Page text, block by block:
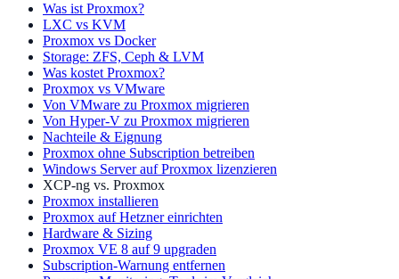
Was ist Proxmox?
LXC vs KVM
Proxmox vs Docker
Storage: ZFS, Ceph & LVM
Was kostet Proxmox?
Proxmox vs VMware
Von VMware zu Proxmox migrieren
Von Hyper-V zu Proxmox migrieren
Nachteile & Eignung
Proxmox ohne Subscription betreiben
Windows Server auf Proxmox lizenzieren
XCP-ng vs. Proxmox
Proxmox installieren
Proxmox auf Hetzner einrichten
Hardware & Sizing
Proxmox VE 8 auf 9 upgraden
Subscription-Warnung entfernen